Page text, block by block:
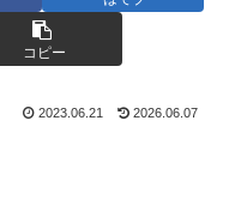
コピー
2023.06.21 2026.06.07